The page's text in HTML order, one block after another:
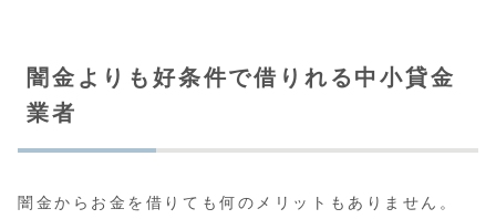
闇金よりも好条件で借りれる中小貸金
業者
闇金からお金を借りても何のメリットもありません。